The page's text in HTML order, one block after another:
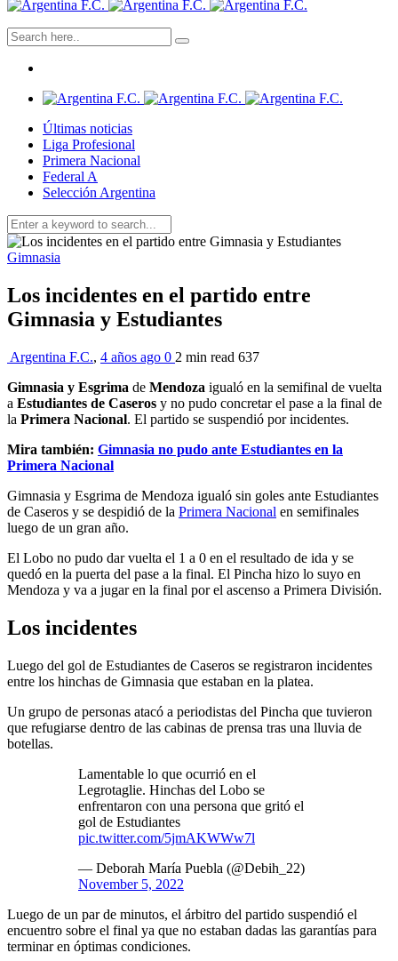
Últimas noticias
Liga Profesional
Primera Nacional
Federal A
Selección Argentina
Gimnasia
Los incidentes en el partido entre
Gimnasia y Estudiantes
Argentina F.C., 4 años ago 0 2 min read 637
Gimnasia y Esgrima de Mendoza igualó en la semifinal de vuelta
a Estudiantes de Caseros y no pudo concretar el pase a la final de
la Primera Nacional. El partido se suspendió por incidentes.
Mira también: Gimnasia no pudo ante Estudiantes en la
Primera Nacional
Gimnasia y Esgrima de Mendoza igualó sin goles ante Estudiantes
de Caseros y se despidió de la Primera Nacional en semifinales
luego de un gran año.
El Lobo no pudo dar vuelta el 1 a 0 en el resultado de ida y se
quedó en la puerta del pase a la final. El Pincha hizo lo suyo en
Mendoza y va a jugar en la final por el ascenso a Primera División.
Los incidentes
Luego del gol de Estudiantes de Caseros se registraron incidentes
entre los hinchas de Gimnasia que estaban en la platea.
Un grupo de personas atacó a periodistas del Pincha que tuvieron
que refugiarse dentro de las cabinas de prensa tras una lluvia de
botellas.
Lamentable lo que ocurrió en el
Legrotaglie. Hinchas del Lobo se
enfrentaron con una persona que gritó el
gol de Estudiantes
pic.twitter.com/5jmAKWWw7l
— Deborah María Puebla (@Debih_22)
November 5, 2022
Luego de un par de minutos, el árbitro del partido suspendió el
encuentro sobre el final ya que no estaban dadas las garantías para
terminar en óptimas condiciones.